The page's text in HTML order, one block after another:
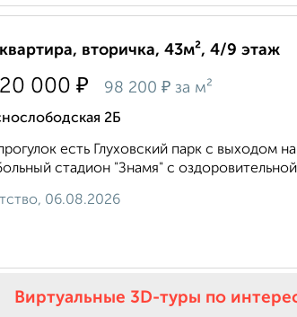
вторичка, 43м², 4/9 этаж
000 ₽ 98 200 ₽ за м²
2Б
есть Глуховский парк с выходом
стадион "Знамя" с
06.08.2026
Виртуальные 3D-туры по